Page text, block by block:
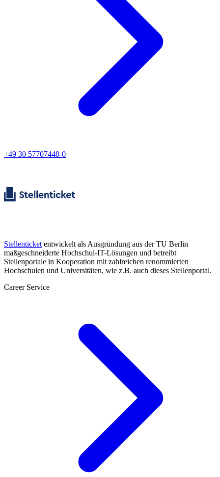
+49 30 57707448-0
Stellenticket entwickelt als Ausgründung aus der TU Berlin
maßgeschneiderte Hochschul-IT-Lösungen und betreibt
Stellenportale in Kooperation mit zahlreichen renommierten
Hochschulen und Universitäten, wie z.B. auch dieses Stellenportal.
Career Service